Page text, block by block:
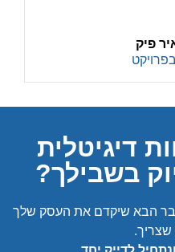
פיק
דיגיטלית
בשבילך?
הבא שיקדם את העסק שלך
שצריך.